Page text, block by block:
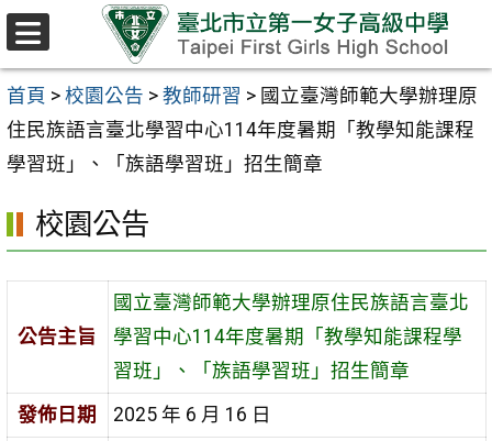
跳至主要內容區
首頁 > 校園公告 > 教師研習 > 國立臺灣師範大學辦理原
住民族語言臺北學習中心114年度暑期「教學知能課程
學習班」、「族語學習班」招生簡章
校園公告
公告主旨
國立臺灣師範大學辦理原住民族語言臺北
學習中心114年度暑期「教學知能課程學
習班」、「族語學習班」招生簡章
發佈日期
2025 年 6 月 16 日
選
單